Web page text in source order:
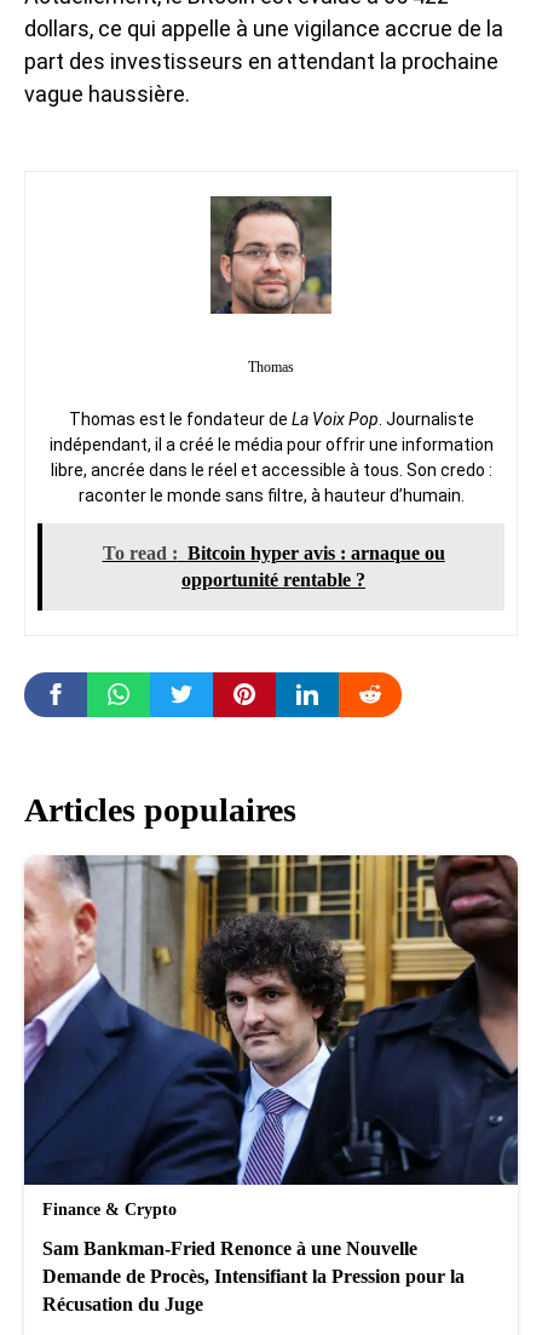
dollars, ce qui appelle à une vigilance accrue de la
part des investisseurs en attendant la prochaine
vague haussière.
Thomas
Thomas est le fondateur de La Voix Pop . Journaliste
indépendant, il a créé le média pour offrir une information
libre, ancrée dans le réel et accessible à tous. Son credo :
raconter le monde sans filtre, à hauteur d’humain.
To read : Bitcoin hyper avis : arnaque ou
opportunité rentable ?
Articles populaires
Finance & Crypto
Sam Bankman-Fried Renonce à une Nouvelle
Demande de Procès, Intensifiant la Pression pour la
Récusation du Juge